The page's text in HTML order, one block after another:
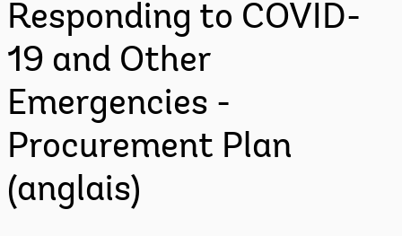
Responding to COVID-
19 and Other
Emergencies -
Procurement Plan
(anglais)